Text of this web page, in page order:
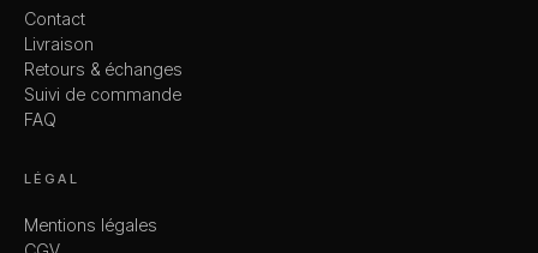
Contact
Livraison
Retours & échanges
Suivi de commande
FAQ
LÉGAL
Mentions légales